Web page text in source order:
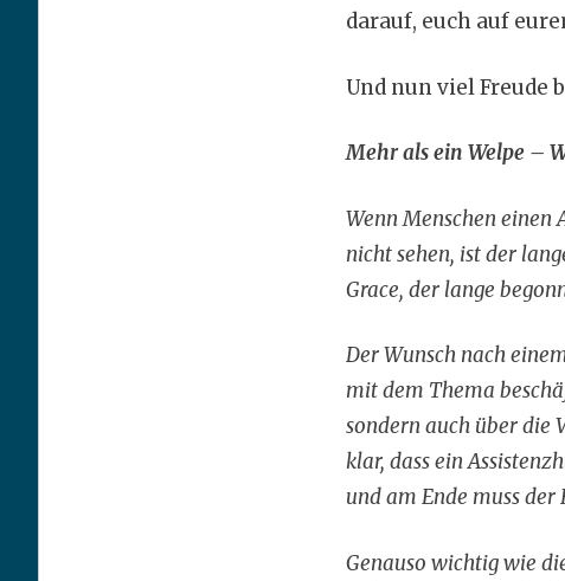
darauf, euch auf
Und nun viel Freude
Mehr als ein Welpe –
Wenn Menschen einen
nicht sehen, ist der
Grace, der lange
Der Wunsch nach
mit dem Thema
sondern auch über die
klar, dass ein
und am Ende muss der
Genauso wichtig wie